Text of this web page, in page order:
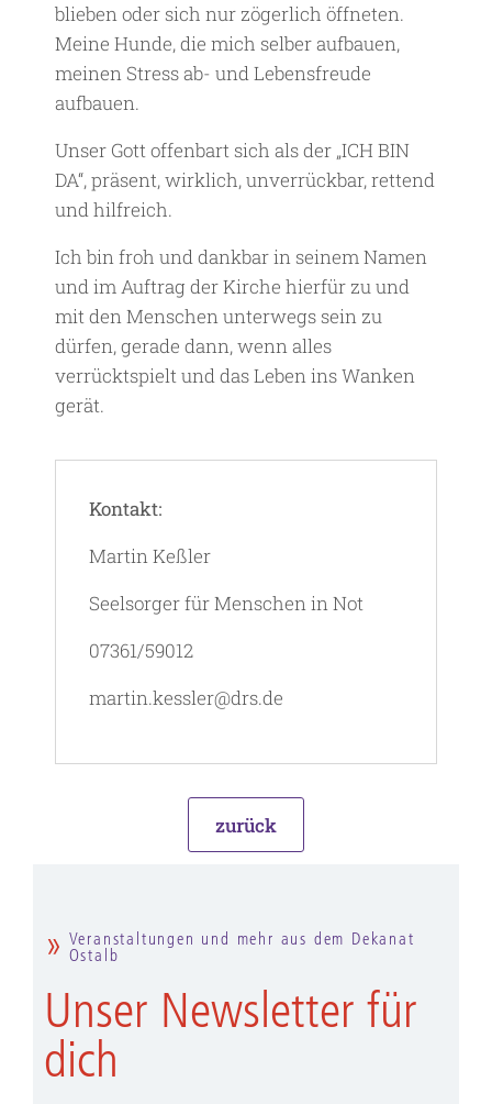
blieben oder sich nur zögerlich öffneten.
Meine Hunde, die mich selber aufbauen,
meinen Stress ab- und Lebensfreude
aufbauen.
Unser Gott offenbart sich als der „ICH BIN
DA“, präsent, wirklich, unverrückbar, rettend
und hilfreich.
Ich bin froh und dankbar in seinem Namen
und im Auftrag der Kirche hierfür zu und
mit den Menschen unterwegs sein zu
dürfen, gerade dann, wenn alles
verrücktspielt und das Leben ins Wanken
gerät.
Kontakt:
Martin Keßler
Seelsorger für Menschen in Not
07361/59012
martin.kessler@drs.de
zurück
Veranstaltungen und mehr aus dem Dekanat
Ostalb
Unser Newsletter für
dich